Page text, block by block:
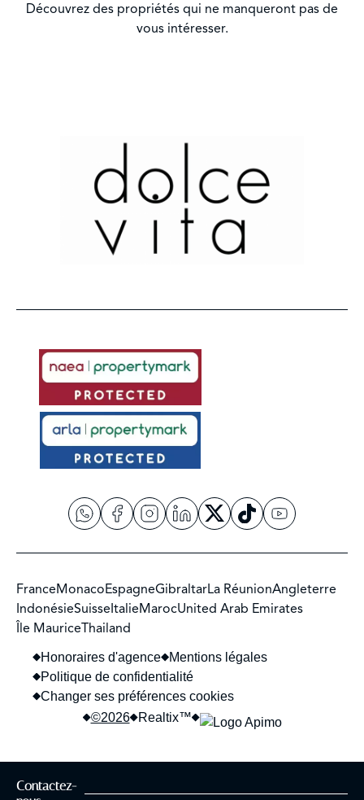
Découvrez des propriétés qui ne manqueront pas de
vous intéresser.
Contactez-
FranceMonacoEspagneGibraltarLa RéunionAngleterre
IndonésieSuisseItalieMarocUnited Arab Emirates
Île MauriceThailand
©2026 Realtix™
Honoraires d'agence
Mentions légales
Politique de confidentialité
Changer ses préférences cookies
Ce site est protégé par reCAPTCHA et les règles deconfidentialitéet les